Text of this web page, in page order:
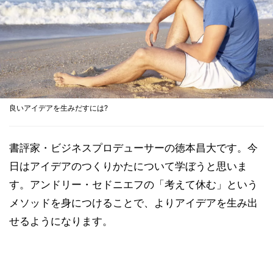
良いアイデアを生みだすには?
書評家・ビジネスプロデューサーの徳本昌大です。今
日はアイデアのつくりかたについて学ぼうと思いま
す。アンドリー・セドニエフの「考えて休む」という
メソッドを身につけることで、よりアイデアを生み出
せるようになります。